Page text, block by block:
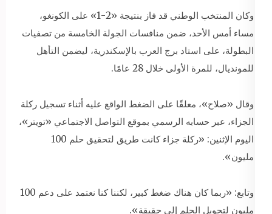
وكان المنتخب الوطني قد فاز بنتيجة «2-1» على الكونغو،
مساء أمس الأحد، ضمن منافسات الجولة الخامسة من تصفيات
البطولة، على استاد برج العرب بالإسكندرية، ليضمن التأهل
للمونديال، للمرة الأولى خلال 28 عامًا.
وقال «صلاح»، معلقًا على الضغط الواقع عليه أثناء تسجيل ركلة
الجزاء، عبر حسابه الرسمي بموقع التواصل الاجتماعي «تويتر»،
اليوم الإثنين: «ركلة جزاء كانت طريق لتحقيق حلم 100
مليون».
وتابع: «ربما كان هناك ضغط كبير، لكننا كنا نعتمد على دعم 100
مليون لتحويل الحلم إلى حقيقة».